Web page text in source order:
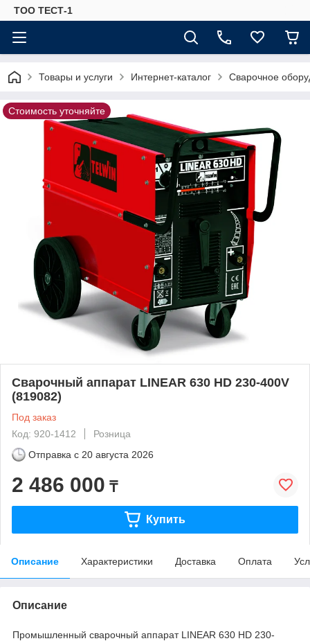
ТОО ТЕСТ-1
Товары и услуги Интернет-каталог Сварочное
Стоимость уточняйте
Сварочный аппарат LINEAR 630 HD 230-400V
(819082)
Под заказ
Код: 920-1412
Розница
Отправка с 20 августа 2026
2 486 000 ₸
Купить
Описание Характеристики Доставка Оплата
Описание
Промышленный сварочный аппарат LINEAR 630 HD 230-